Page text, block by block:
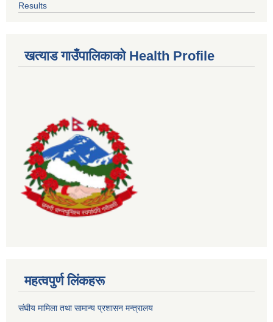
Results
खत्याड गाउँपालिकाकाे Health Profile
महत्वपुर्ण लिंकहरू
संघीय मामिला तथा सामान्य प्रशासन मन्त्रालय